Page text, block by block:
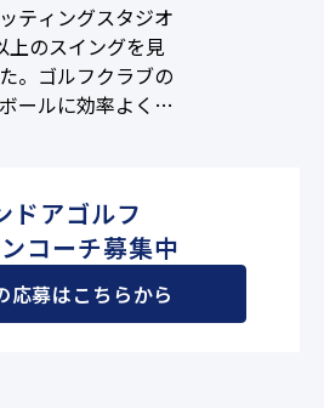
ティングスタジオ
上のスイングを見
。ゴルフクラブの
ールに効率よく力
ドアゴルフ
コーチ募集中
応募はこちらから